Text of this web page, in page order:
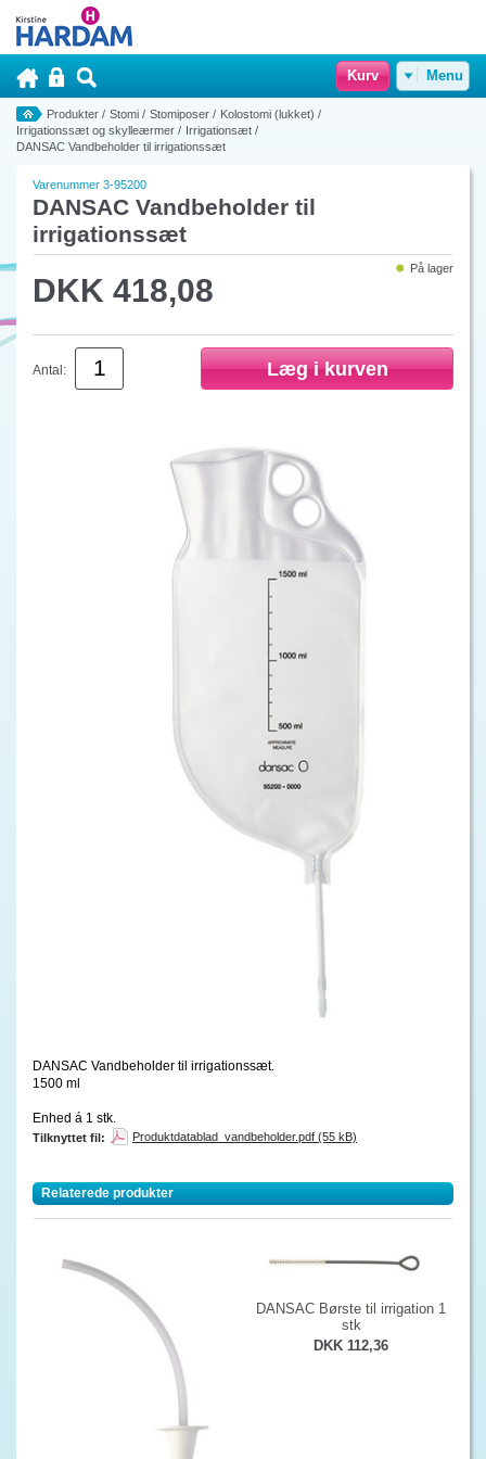
Kurv Menu
Produkter / Stomi / Stomiposer / Kolostomi (lukket) /
Irrigationssæt og skylleærmer / Irrigationsæt /
DANSAC Vandbeholder til irrigationssæt
Varenummer 3-95200
DANSAC Vandbeholder til
irrigationssæt
På lager
DKK 418,08
Antal:
DANSAC Vandbeholder til irrigationssæt.
1500 ml
Enhed á 1 stk.
Tilknyttet fil: Produktdatablad_vandbeholder.pdf (55 kB)
Relaterede produkter
DANSAC Børste til irrigation 1
stk
DKK 112,36